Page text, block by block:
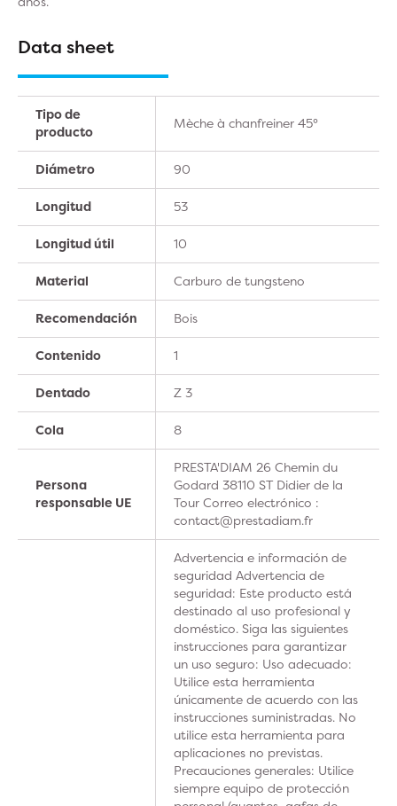
Data sheet
Tipo de
producto
Mèche à chanfreiner 45°
Diámetro 90
Longitud 53
Longitud útil 10
Material Carburo de tungsteno
Recomendación Bois
Contenido 1
Dentado Z 3
Cola 8
Persona
responsable UE
PRESTA'DIAM 26 Chemin du
Godard 38110 ST Didier de la
Tour Correo electrónico :
contact@prestadiam.fr
Advertencia e información de
seguridad Advertencia de
seguridad: Este producto está
destinado al uso profesional y
doméstico. Siga las siguientes
instrucciones para garantizar
un uso seguro: Uso adecuado:
Utilice esta herramienta
únicamente de acuerdo con las
instrucciones suministradas. No
utilice esta herramienta para
aplicaciones no previstas.
Precauciones generales: Utilice
siempre equipo de protección